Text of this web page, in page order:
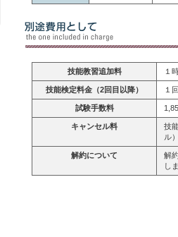
技能教習追加料 １
技能検定料金（2回目以降） １
試験手数料
キャンセル料
技
ル
解約について
解
し